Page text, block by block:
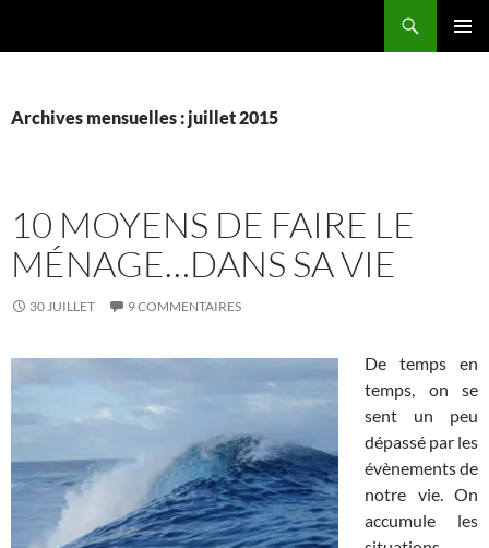
Archives mensuelles : juillet 2015
10 MOYENS DE FAIRE LE
MÉNAGE…DANS SA VIE
30 JUILLET 9 COMMENTAIRES
De temps en
temps, on se
sent un peu
dépassé par les
évènements de
notre vie. On
accumule les